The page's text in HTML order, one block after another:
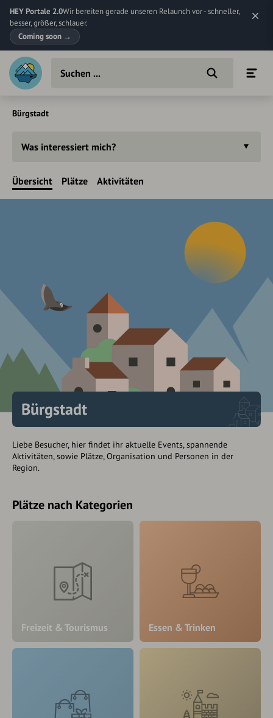
HEY Portale 2.0Wir bereiten gerade unseren Relaunch vor - schneller,
besser, größer, schlauer.
Coming soon →
Bürgstadt
Was interessiert mich?
Übersicht Plätze Aktivitäten
Bürgstadt
Liebe Besucher, hier findet ihr aktuelle Events, spannende
Aktivitäten, sowie Plätze, Organisation und Personen in der
Region.
Plätze nach Kategorien
Freizeit & Tourismus Essen & Trinken